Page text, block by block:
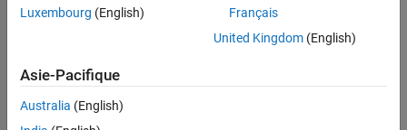
Monitor quality change across different versions of analysis
Luxembourg (English)
Français
United Kingdom(English)
Asie-Pacifique
Australia (English)